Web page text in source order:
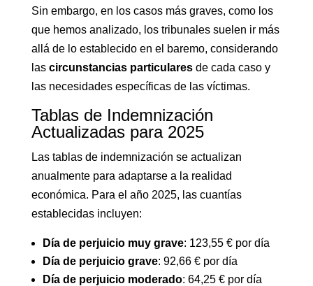
Sin embargo, en los casos más graves, como los
que hemos analizado, los tribunales suelen ir más
allá de lo establecido en el baremo, considerando
las circunstancias particularesde cada caso y
las necesidades específicas de las víctimas.
Tablas de Indemnización
Actualizadas para 2025
Las tablas de indemnización se actualizan
anualmente para adaptarse a la realidad
económica. Para el año 2025, las cuantías
establecidas incluyen:
Día de perjuicio muy grave: 123,55 € por día
Día de perjuicio grave: 92,66 € por día
Día de perjuicio moderado: 64,25 € por día